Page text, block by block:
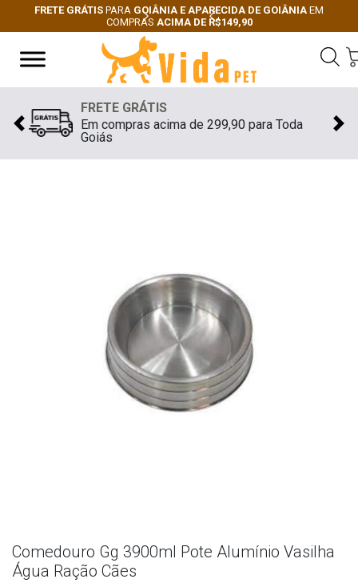
FRETE GRÁTIS PARA GOIÂNIA E APARECIDA DE GOIÂNIA EM
COMPRAS ACIMA DE R$149,90
Previous
Next
FRETE GRÁTIS
Em compras acima de 299,90 para Toda
Goiás
Previous
Comedouro Gg 3900ml Pote Alumínio Vasilha
Água Ração Cães